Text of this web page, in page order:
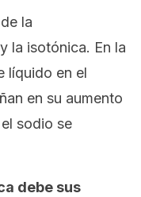
la
la isotónica. En la
líquido en el
en su aumento
sodio se
debe sus